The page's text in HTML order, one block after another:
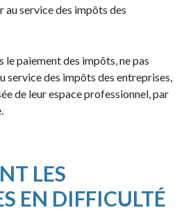
au service des impôts des
paiement des impôts, ne pas
service des impôts des entreprises,
de leur espace professionnel, par
LES
EN DIFFICULTÉ